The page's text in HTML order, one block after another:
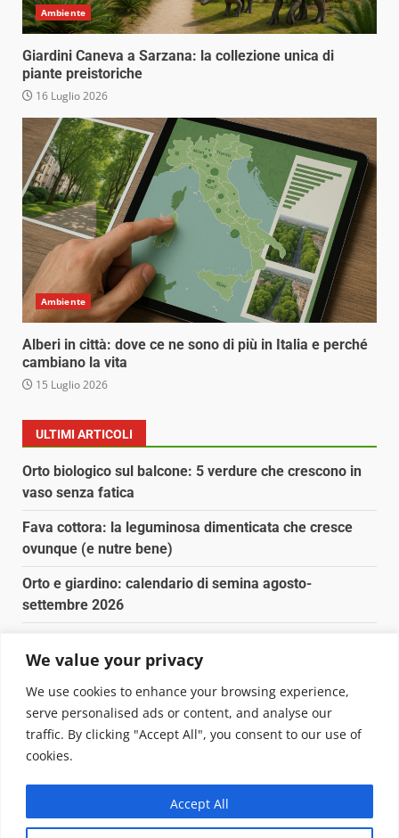
We value your privacy
We use cookies to enhance your browsing experience,
serve personalised ads or content, and analyse our
traffic. By clicking "Accept All", you consent to our use of
cookies.
Accept All
Ambiente
Giardini Caneva a Sarzana: la collezione unica di
piante preistoriche
16 Luglio 2026
Ambiente
Alberi in città: dove ce ne sono di più in Italia e perché
cambiano la vita
15 Luglio 2026
ULTIMI ARTICOLI
Orto biologico sul balcone: 5 verdure che crescono in
vaso senza fatica
Fava cottora: la leguminosa dimenticata che cresce
ovunque (e nutre bene)
Orto e giardino: calendario di semina agosto-
settembre 2026
Fava cottora: come cucinarla, quando è di stagione e
perché vale la pena
Copyright © 2025 Biopianeta.it proprietà di Jws Media
Questo blog non è una testata giornalistica, in quanto
viene aggiornato senza alcuna periodicità. Non può